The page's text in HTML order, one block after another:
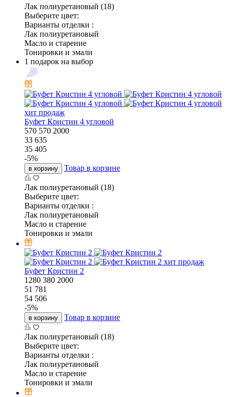
Лак полиуретановый (18)
Выберите цвет:
Варианты отделки :
Лак полиуретановый
Масло и старение
Тонировки и эмали
1 подарок на выбор
хит продаж
Буфет Кристин 4 угловой
570 570 2000
33 635
35 405
-5%
в корзину Товар в корзине
Лак полиуретановый (18)
Выберите цвет:
Варианты отделки :
Лак полиуретановый
Масло и старение
Тонировки и эмали
хит продаж
Буфет Кристин 2
1280 380 2000
51 781
54 506
-5%
в корзину Товар в корзине
Лак полиуретановый (18)
Выберите цвет:
Варианты отделки :
Лак полиуретановый
Масло и старение
Тонировки и эмали